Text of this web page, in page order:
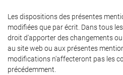
Les dispositions des présentes
modifiées que par écrit. Dans tous
droit d'apporter des changements
au site web ou aux présentes
modifications n'affecteront pas les
précédemment.